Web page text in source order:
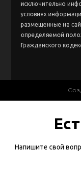
исключительно
условиях
размещенные на
определяемой
Гражданского
Напишите свой